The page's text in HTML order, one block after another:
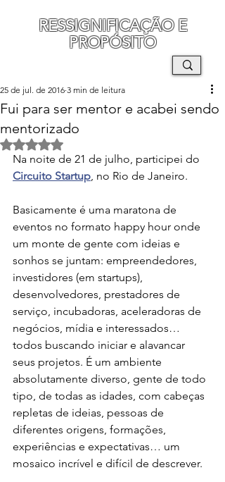
RESSIGNIFICAÇÃO E
PROPÓSITO
Fui para ser mentor e acabei sendo
mentorizado
25 de jul. de 2016 3 min de leitura
Avaliado com NaN de 5 estrelas.
Na noite de 21 de julho, participei do
Circuito Startup, no Rio de Janeiro.
Basicamente é uma maratona de
eventos no formato happy hour onde
um monte de gente com ideias e
sonhos se juntam: empreendedores,
investidores (em startups),
desenvolvedores, prestadores de
serviço, incubadoras, aceleradoras de
negócios, mídia e interessados…
todos buscando iniciar e alavancar
seus projetos. É um ambiente
absolutamente diverso, gente de todo
tipo, de todas as idades, com cabeças
repletas de ideias, pessoas de
diferentes origens, formações,
experiências e expectativas… um
mosaico incrível e difícil de descrever.